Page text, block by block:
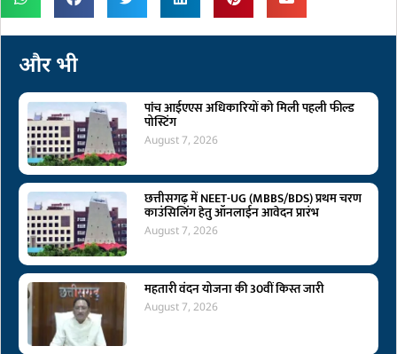
और भी
पांच आईएएस अधिकारियों को मिली पहली फील्ड
पोस्टिंग
August 7, 2026
छत्तीसगढ़ में NEET-UG (MBBS/BDS) प्रथम चरण
काउंसिलिंग हेतु ऑनलाईन आवेदन प्रारंभ
August 7, 2026
महतारी वंदन योजना की 30वीं किस्त जारी
August 7, 2026